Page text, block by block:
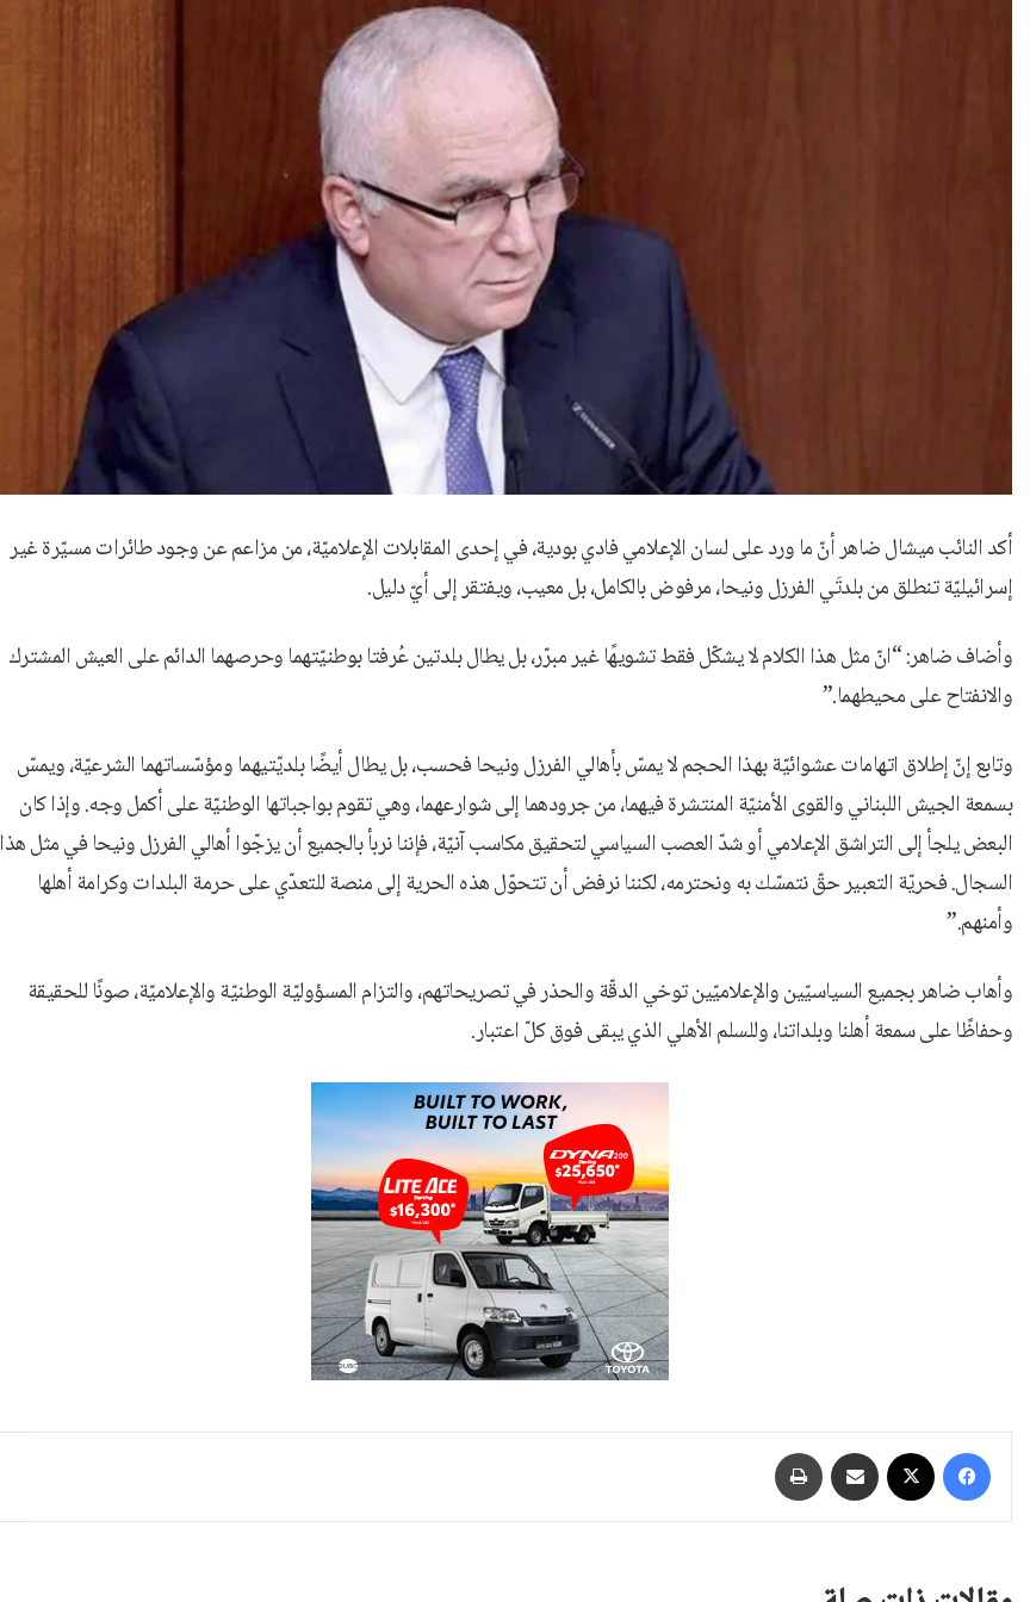
أكد النائب ميشال ضاهر أنّ ما ورد على لسان الإعلامي فادي بودية، في إحدى المقابلات الإعلاميّة، من مزاعم عن وجود طائرات مسيّرة غير
إسرائيليّة تنطلق من بلدتَي الفرزل ونيحا، مرفوض بالكامل، بل معيب، ويفتقر إلى أيّ دليل.
وأضاف ضاهر: “انّ مثل هذا الكلام لا يشكّل فقط تشويهًا غير مبرّر، بل يطال بلدتين عُرفتا بوطنيّتهما وحرصهما الدائم على العيش المشترك
والانفتاح على محيطهما.”
وتابع إنّ إطلاق اتهامات عشوائيّة بهذا الحجم لا يمسّ بأهالي الفرزل ونيحا فحسب، بل يطال أيضًا بلديّتيهما ومؤسّساتهما الشرعيّة، ويمسّ
بسمعة الجيش اللبناني والقوى الأمنيّة المنتشرة فيهما، من جرودهما إلى شوارعهما، وهي تقوم بواجباتها الوطنيّة على أكمل وجه. وإذا كان
البعض يلجأ إلى التراشق الإعلامي أو شدّ العصب السياسي لتحقيق مكاسب آنيّة، فإننا نربأ بالجميع أن يزجّوا أهالي الفرزل ونيحا في مثل هذا
السجال. فحريّة التعبير حقّ نتمسّك به ونحترمه، لكننا نرفض أن تتحوّل هذه الحرية إلى منصة للتعدّي على حرمة البلدات وكرامة أهلها
وأمنهم.”
وأهاب ضاهر بجميع السياسيّين والإعلاميّين توخي الدقّة والحذر في تصريحاتهم، والتزام المسؤوليّة الوطنيّة والإعلاميّة، صونًا للحقيقة
وحفاظًا على سمعة أهلنا وبلداتنا، وللسلم الأهلي الذي يبقى فوق كلّ اعتبار.
فيسبوك مشاركة عبر البريد